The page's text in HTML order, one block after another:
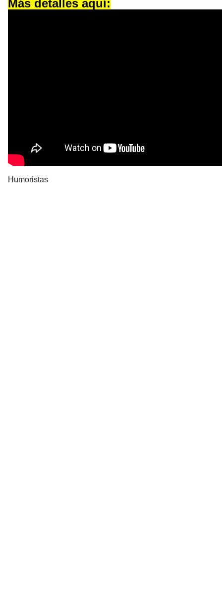
Más detalles aquí:
Humoristas